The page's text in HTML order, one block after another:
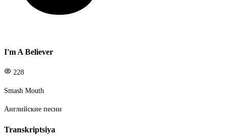
I'm A Believer
228
Smash Mouth
Английские песни
Transkriptsiya